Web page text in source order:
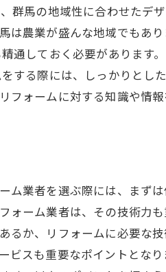
群馬の地域性に合わせたデ
農業が盛んな地域でもあ
通しておく必要があります
する際には、しっかりとし
ォームに対する知識や情報
業者を選ぶ際には、まず
ーム業者は、その技術力
か、リフォームに必要な
スも重要なポイントとなり